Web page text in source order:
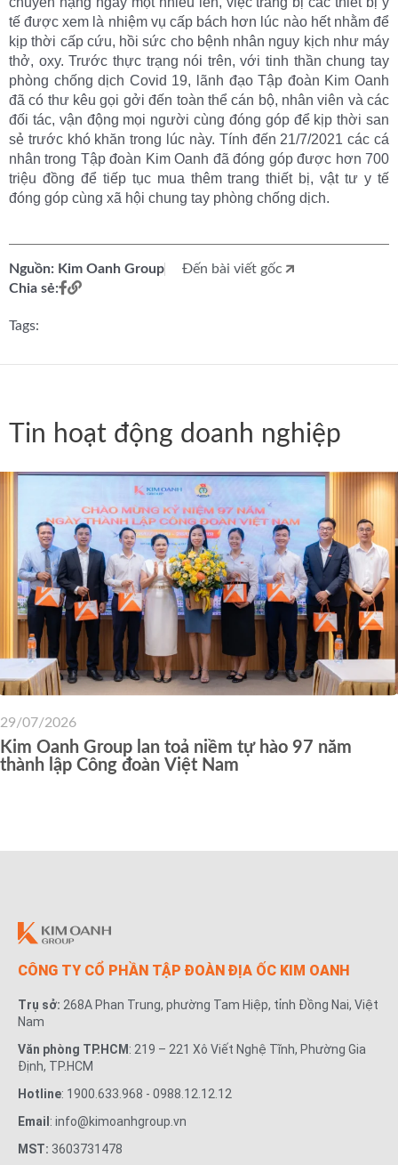
tế được xem là nhiệm vụ cấp bách hơn lúc nào hết nhằm để
kịp thời cấp cứu, hồi sức cho bệnh nhân nguy kịch như máy
thở, oxy. Trước thực trạng nói trên, với tinh thần chung tay
phòng chống dịch Covid 19, lãnh đạo Tập đoàn Kim Oanh
đã có thư kêu gọi gởi đến toàn thể cán bộ, nhân viên và các
đối tác, vận động mọi người cùng đóng góp để kịp thời san
sẻ trước khó khăn trong lúc này. Tính đến 21/7/2021 các cá
nhân trong Tập đoàn Kim Oanh đã đóng góp được hơn 700
triệu đồng để tiếp tục mua thêm trang thiết bị, vật tư y tế
đóng góp cùng xã hội chung tay phòng chống dịch.
Nguồn: Kim Oanh Group
Đến bài viết gốc
Chia sẻ:
Tags:
Tin hoạt động doanh nghiệp
Kim Oanh Group lan toả niềm tự hào 97 năm
thành lập Công đoàn Việt Nam
29/07/2026
CÔNG TY CỔ PHẦN TẬP ĐOÀN ĐỊA ỐC KIM OANH
Trụ sở: 268A Phan Trung, phường Tam Hiệp, tỉnh Đồng Nai, Việt
Nam
Văn phòng TP.HCM : 219 – 221 Xô Viết Nghệ Tĩnh, Phường Gia
Định, TP.HCM
Hotline: 1900.633.968 - 0988.12.12.12
Email : info@kimoanhgroup.vn
MST: 3603731478